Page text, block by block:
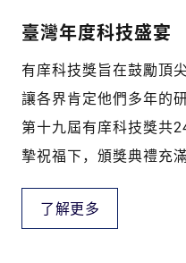
臺灣年度科技盛宴
有庠科技獎旨在鼓勵頂
讓各界肯定他們多年的
第十九屆有庠科技獎共
摯祝福下，頒獎典禮充
了解更多